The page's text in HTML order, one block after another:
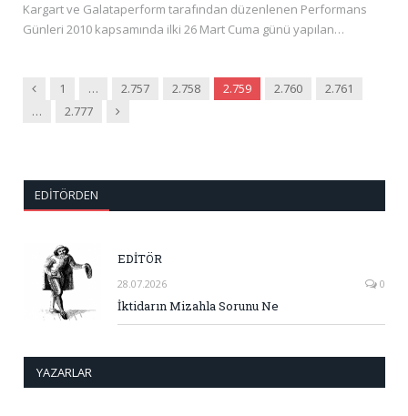
Kargart ve Galataperform tarafından düzenlenen Performans
Günleri 2010 kapsamında ilki 26 Mart Cuma günü yapılan…
Önceki
1 … 2.757 2.758 2.759 2.760
2.761
…
2.777 Sonraki
EDITÖRDEN
EDİTÖR
28.07.2026 0
İktidarın Mizahla Sorunu Ne
YAZARLAR